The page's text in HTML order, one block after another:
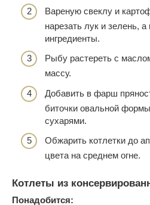
Вареную свеклу и
нарезать лук и зелень,
ингредиенты.
Рыбу растереть с
массу.
Добавить в фарш
биточки овальной
сухарями.
Обжарить котлетки до
цвета на среднем огне.
Котлеты из
Понадобится: